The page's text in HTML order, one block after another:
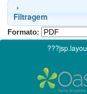
Filtragem
Formato: